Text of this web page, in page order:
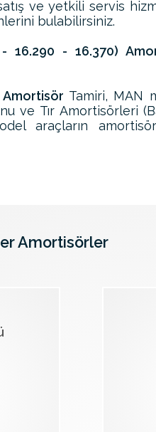
ve yetkili servis
bulabilirsiniz.
16.290 - 16.370)
Amortisör Tamiri, MAN
ve Tır Amortisörleri
araçların
Amortisörler